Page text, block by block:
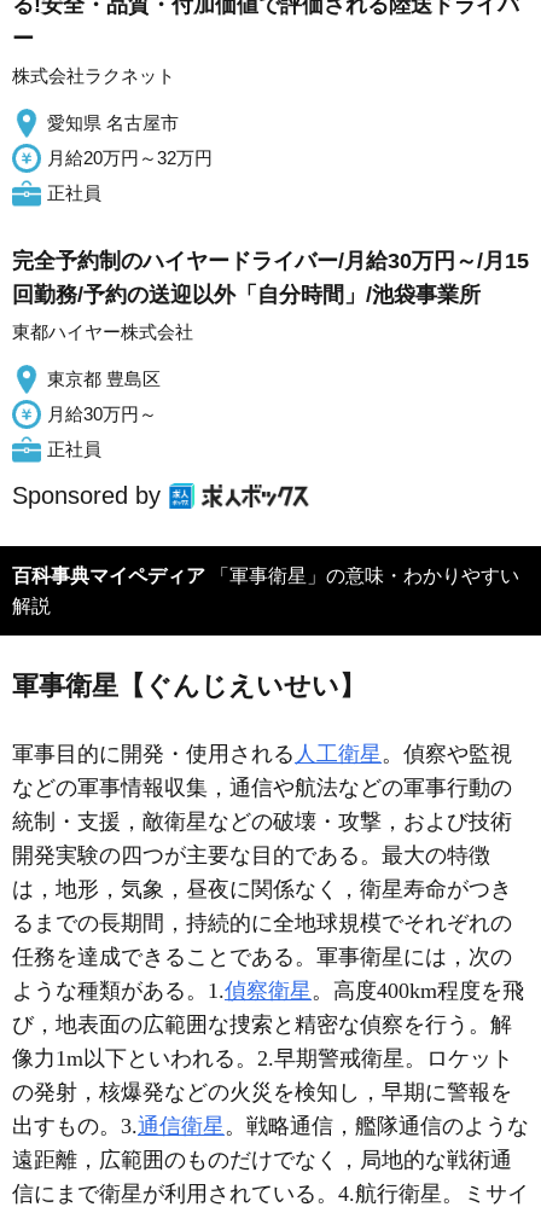
る!安全・品質・付加価値で評価される陸送ドライバ
ー
株式会社ラクネット
愛知県 名古屋市
月給20万円～32万円
正社員
完全予約制のハイヤードライバー/月給30万円～/月15
回勤務/予約の送迎以外「自分時間」/池袋事業所
東都ハイヤー株式会社
東京都 豊島区
月給30万円～
正社員
Sponsored by
百科事典マイペディア 「軍事衛星」の意味・わかりやすい
解説
軍事衛星【ぐんじえいせい】
軍事目的に開発・使用される 人工衛星 。偵察や監視
などの軍事情報収集，通信や航法などの軍事行動の
統制・支援，敵衛星などの破壊・攻撃，および技術
開発実験の四つが主要な目的である。最大の特徴
は，地形，気象，昼夜に関係なく，衛星寿命がつき
るまでの長期間，持続的に全地球規模でそれぞれの
任務を達成できることである。軍事衛星には，次の
ような種類がある。1.偵察衛星 。高度400km程度を飛
び，地表面の広範囲な捜索と精密な偵察を行う。解
像力1m以下といわれる。2.早期警戒衛星。ロケット
の発射，核爆発などの火災を検知し，早期に警報を
出すもの。3.通信衛星 。戦略通信，艦隊通信のような
遠距離，広範囲のものだけでなく，局地的な戦術通
信にまで衛星が利用されている。4.航行衛星。ミサイ